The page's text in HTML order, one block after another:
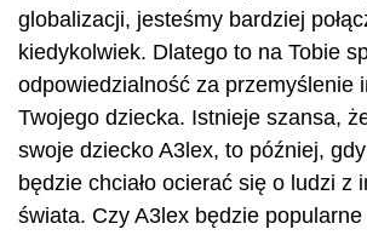
globalizacji, jesteśmy bardziej
kiedykolwiek. Dlatego to na Tobie
odpowiedzialność za przemyślenie
Twojego dziecka. Istnieje szansa,
swoje dziecko A3lex, to później,
będzie chciało ocierać się o ludzi z
świata. Czy A3lex będzie